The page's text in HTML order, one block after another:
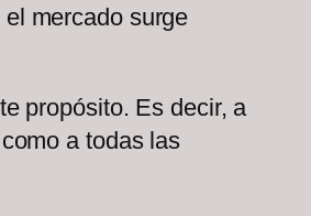
mercado surge
propósito. Es decir, a
a todas las